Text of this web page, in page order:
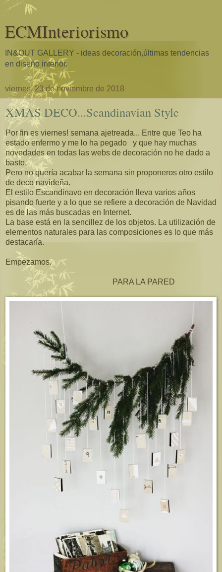
ECMInteriorismo
IN&OUT GALLERY - ideas decoración,últimas tendencias
en diseño interior.
viernes, 23 de noviembre de 2018
XMAS DECO...Scandinavian Style
Por fin es viernes! semana ajetreada... Entre que Teo ha
estado enfermo y me lo ha pegado y que hay muchas
novedades en todas las webs de decoración no he dado a
basto.
Pero no quería acabar la semana sin proponeros otro estilo
de deco navideña.
El estilo Escandinavo en decoración lleva varios años
pisando fuerte y a lo que se refiere a decoración de Navidad
es de las más buscadas en Internet.
La base está en la sencillez de los objetos. La utilización de
elementos naturales para las composiciones es lo que más
destacaría.
Empezamos.
PARA LA PARED